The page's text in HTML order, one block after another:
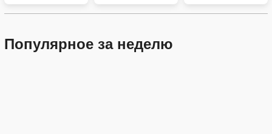
Популярное за неделю